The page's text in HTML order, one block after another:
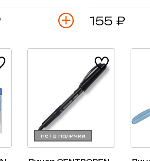
155 ₽
нет в наличии